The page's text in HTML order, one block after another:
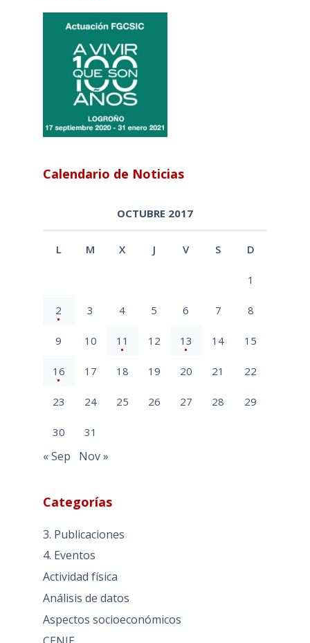
Calendario de Noticias
OCTUBRE 2017
L M X J V S D
1
2 3 4 5 6 7 8
9 10 11 12 13 14 15
16 17 18 19 20 21 22
23 24 25 26 27 28 29
30 31
« Sep Nov »
Categorías
3. Publicaciones
4. Eventos
Actividad física
Análisis de datos
Aspectos socioeconómicos